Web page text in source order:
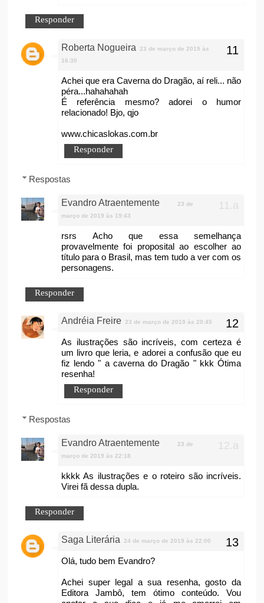
Responder
Roberta Nogueira
23 de março de 2019 às
16:30
Achei que era Caverna do Dragão, aí reli... não
péra...hahahahah
É referência mesmo? adorei o humor
relacionado! Bjo, qjo
www.chicaslokas.com.br
Responder
Respostas
Evandro Atraentemente
23 de
março de 2019 às 19:43
rsrs Acho que essa semelhança
provavelmente foi proposital ao escolher ao
título para o Brasil, mas tem tudo a ver com os
personagens.
Responder
Andréia Freire 23 de março de 2019 às 20:45
As ilustrações são incríveis, com certeza é
um livro que leria, e adorei a confusão que eu
fiz lendo " a caverna do Dragão " kkk Ótima
resenha!
Responder
Respostas
Evandro Atraentemente
23 de
março de 2019 às 22:18
kkkk As ilustrações e o roteiro são incríveis.
Virei fã dessa dupla.
Responder
Saga Literária 24 de março de 2019 às 22:00
Olá, tudo bem Evandro?
Achei super legal a sua resenha, gosto da
Editora Jambô, tem ótimo conteúdo. Vou